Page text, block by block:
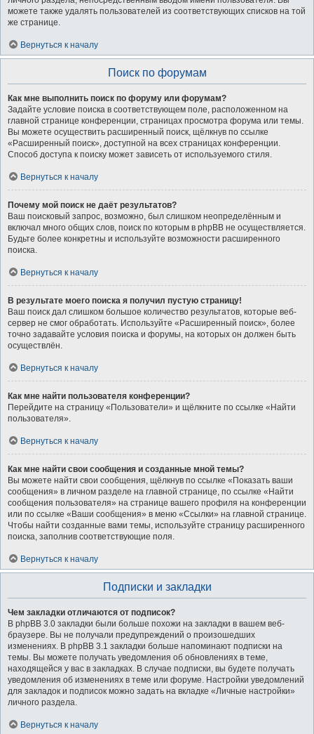
можете также удалять пользователей из соответствующих списков на той
же странице.
Вернуться к началу
Поиск по форумам
Как мне выполнить поиск по форуму или форумам?
Задайте условие поиска в соответствующем поле, расположенном на
главной странице конференции, страницах просмотра форума или темы.
Вы можете осуществить расширенный поиск, щёлкнув по ссылке
«Расширенный поиск», доступной на всех страницах конференции.
Способ доступа к поиску может зависеть от используемого стиля.
Вернуться к началу
Почему мой поиск не даёт результатов?
Ваш поисковый запрос, возможно, был слишком неопределённым и
включал много общих слов, поиск по которым в phpBB не осуществляется.
Будьте более конкретны и используйте возможности расширенного
поиска.
Вернуться к началу
В результате моего поиска я получил пустую страницу!
Ваш поиск дал слишком большое количество результатов, которые веб-
сервер не смог обработать. Используйте «Расширенный поиск», более
точно задавайте условия поиска и форумы, на которых он должен быть
осуществлён.
Вернуться к началу
Как мне найти пользователя конференции?
Перейдите на страницу «Пользователи» и щёлкните по ссылке «Найти
пользователя».
Вернуться к началу
Как мне найти свои сообщения и созданные мной темы?
Вы можете найти свои сообщения, щёлкнув по ссылке «Показать ваши
сообщения» в личном разделе на главной странице, по ссылке «Найти
сообщения пользователя» на странице вашего профиля на конференции
или по ссылке «Ваши сообщения» в меню «Ссылки» на главной странице.
Чтобы найти созданные вами темы, используйте страницу расширенного
поиска, заполнив соответствующие поля.
Вернуться к началу
Подписки и закладки
Чем закладки отличаются от подписок?
В phpBB 3.0 закладки были больше похожи на закладки в вашем веб-
браузере. Вы не получали предупреждений о произошедших
изменениях. В phpBB 3.1 закладки больше напоминают подписки на
темы. Вы можете получать уведомления об обновлениях в теме,
находящейся у вас в закладках. В случае подписки, вы будете получать
уведомления об изменениях в теме или форуме. Настройки уведомлений
для закладок и подписок можно задать на вкладке «Личные настройки»
личного раздела.
Вернуться к началу